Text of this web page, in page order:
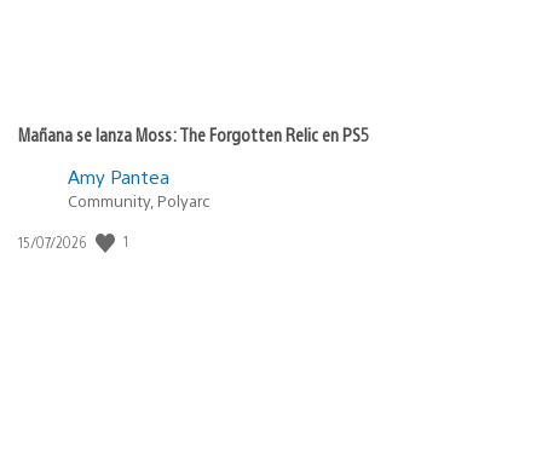
Mañana se lanza Moss: The Forgotten Relic en PS5
Amy Pantea
Community, Polyarc
Fecha
15/07/2026 1